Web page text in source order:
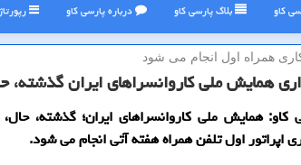
کاو بلاگ پارسی كاو درباره پارسی كاو رپورتاژ
همراه اول انجام می شود
همایش ملی كاروانسراهای ایران گذشته،
کاو: همایش ملی کاروانسراهای ایران؛ گذشته، حال،
اپراتور اول تلفن همراه هفته آتی انجام می شود.